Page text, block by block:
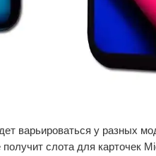
варьироваться у разных
слота для карточек